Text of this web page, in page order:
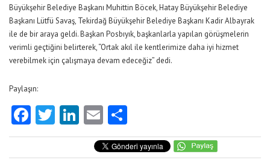
Büyükşehir Belediye Başkanı Muhittin Böcek, Hatay Büyükşehir Belediye
Başkanı Lütfü Savaş, Tekirdağ Büyükşehir Belediye Başkanı Kadir Albayrak
ile de bir araya geldi. Başkan Posbıyık, başkanlarla yapılan görüşmelerin
verimli geçtiğini belirterek, “Ortak akıl ile kentlerimize daha iyi hizmet
verebilmek için çalışmaya devam edeceğiz” dedi.
Paylaşın:
Facebook
Twitter
LinkedIn
Email